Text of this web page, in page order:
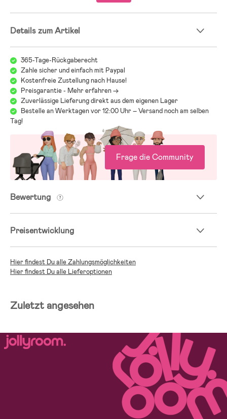
- Abnehmbare und verstellbare Fußschlaufen.
- Abnehmbare Kapuze.
Technik reduziert den Verbrauch von Wasser, Energie und
chemischen Stoffen während der Produktion.
- Testsieger.
- Testsieger 2023 laut Testfakta und bäst-i-test.se in der Kategorie
Overalls.
- Wassersäule: 10000 mm.
- Atmungsaktivität: 4000g/m²/24h.
- Futter: 100 % Polyamid.
- Wattierung: 100 % Polyester.
- Außenschicht: 100 % Polyamid.
- Fußriemen: 100 % Silikon.
Details zum Artikel
365-Tage-Rückgaberecht
Zahle sicher und einfach mit Paypal
Kostenfreie Zustellung nach Hause!
Preisgarantie - Mehr erfahren ->
Zuverlässige Lieferung direkt aus dem eigenen Lager
Bestelle an Werktagen vor 12:00 Uhr – Versand noch am selben
Tag!
Frage die Community
Bewertung
Preisentwicklung
Hier findest Du alle Zahlungsmöglichkeiten
Hier findest Du alle Lieferoptionen
Zuletzt angesehen